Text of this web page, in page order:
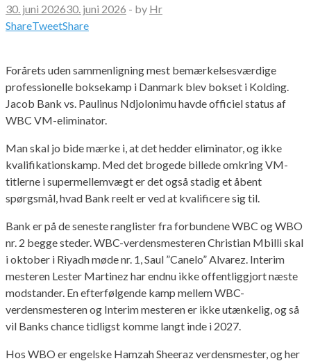
30. juni 202630. juni 2026 - by Hr
ShareTweetShare
Forårets uden sammenligning mest bemærkelsesværdige
professionelle boksekamp i Danmark blev bokset i Kolding.
Jacob Bank vs. Paulinus Ndjolonimu havde officiel status af
WBC VM-eliminator.
Man skal jo bide mærke i, at det hedder eliminator, og ikke
kvalifikationskamp. Med det brogede billede omkring VM-
titlerne i supermellemvægt er det også stadig et åbent
spørgsmål, hvad Bank reelt er ved at kvalificere sig til.
Bank er på de seneste ranglister fra forbundene WBC og WBO
nr. 2 begge steder. WBC-verdensmesteren Christian Mbilli skal
i oktober i Riyadh møde nr. 1, Saul ”Canelo” Alvarez. Interim
mesteren Lester Martinez har endnu ikke offentliggjort næste
modstander. En efterfølgende kamp mellem WBC-
verdensmesteren og Interim mesteren er ikke utænkelig, og så
vil Banks chance tidligst komme langt inde i 2027.
Hos WBO er engelske Hamzah Sheeraz verdensmester, og her